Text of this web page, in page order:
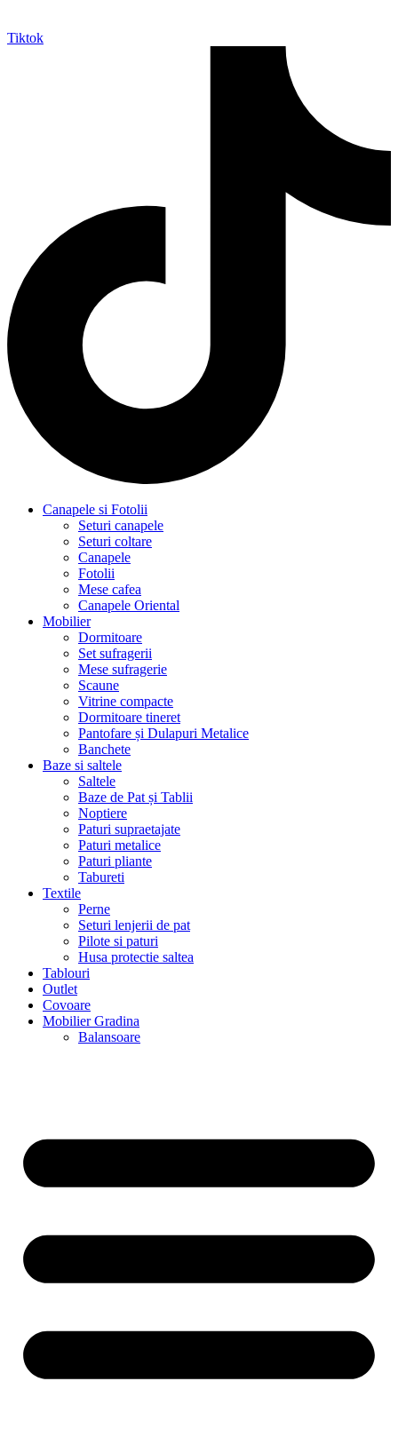
Tiktok
Canapele si Fotolii
Seturi canapele
Seturi coltare
Canapele
Fotolii
Mese cafea
Canapele Oriental
Mobilier
Dormitoare
Set sufragerii
Mese sufragerie
Scaune
Vitrine compacte
Dormitoare tineret
Pantofare și Dulapuri Metalice
Banchete
Baze si saltele
Saltele
Baze de Pat și Tablii
Noptiere
Paturi supraetajate
Paturi metalice
Paturi pliante
Tabureti
Textile
Perne
Seturi lenjerii de pat
Pilote si paturi
Husa protectie saltea
Tablouri
Outlet
Covoare
Mobilier Gradina
Balansoare